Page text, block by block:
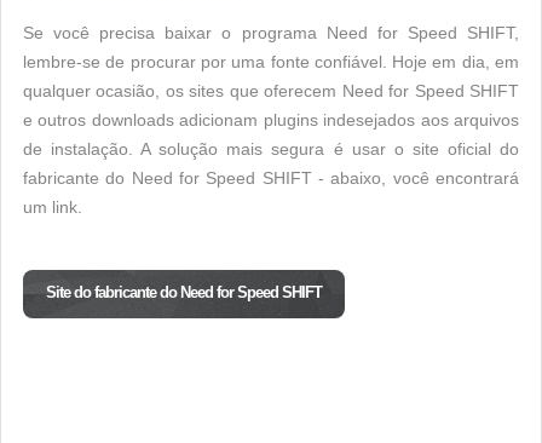
Se você precisa baixar o programa Need for Speed SHIFT,
lembre-se de procurar por uma fonte confiável. Hoje em dia, em
qualquer ocasião, os sites que oferecem Need for Speed SHIFT
e outros downloads adicionam plugins indesejados aos arquivos
de instalação. A solução mais segura é usar o site oficial do
fabricante do Need for Speed SHIFT - abaixo, você encontrará
um link.
Site do fabricante do Need for Speed SHIFT